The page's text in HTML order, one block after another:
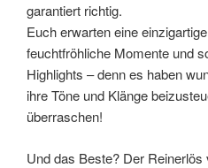
garantiert richtig.
Euch erwarten eine
feuchtfröhliche Momente und
Highlights – denn es haben
ihre Töne und Klänge
überraschen!
Und das Beste? Der